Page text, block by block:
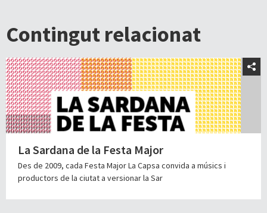
Contingut relacionat
La Sardana de la Festa Major
Des de 2009, cada Festa Major La Capsa convida a músics i
productors de la ciutat a versionar la Sar